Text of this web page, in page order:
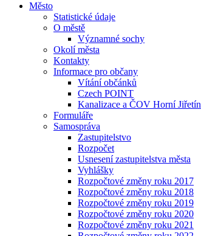
Město
Statistické údaje
O městě
Významné sochy
Okolí města
Kontakty
Informace pro občany
Vítání občánků
Czech POINT
Kanalizace a ČOV Horní Jiřetín
Formuláře
Samospráva
Zastupitelstvo
Rozpočet
Usnesení zastupitelstva města
Vyhlášky
Rozpočtové změny roku 2017
Rozpočtové změny roku 2018
Rozpočtové změny roku 2019
Rozpočtové změny roku 2020
Rozpočtové změny roku 2021